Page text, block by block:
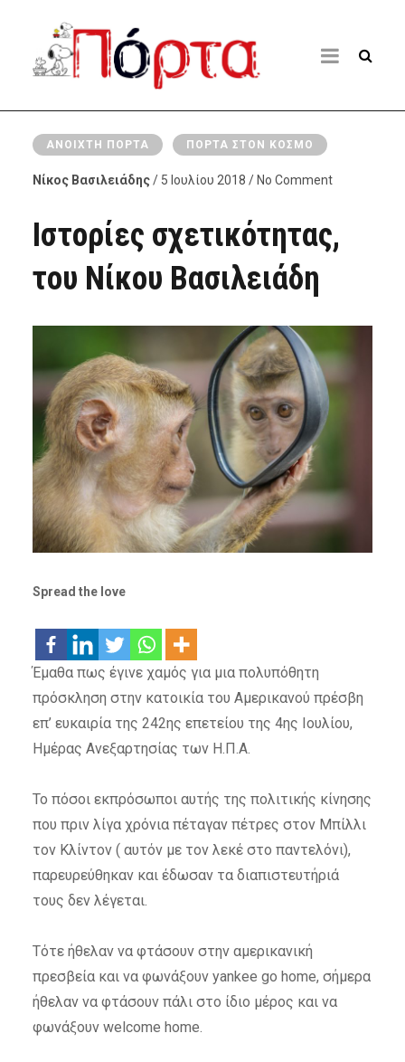
ΑΝΟΙΧΤΉ ΠΌΡΤΑ ΠΌΡΤΑ ΣΤΟΝ ΚΌΣΜΟ
Νίκος Βασιλειάδης/ 5 Ιουλίου 2018 / No Comment
Ιστορίες σχετικότητας,
του Νίκου Βασιλειάδη
Spread the love
Έμαθα πως έγινε χαμός για μια πολυπόθητη
πρόσκληση στην κατοικία του Αμερικανού πρέσβη
επ’ ευκαιρία της 242ης επετείου της 4ης Ιουλίου,
Ημέρας Ανεξαρτησίας των Η.Π.Α.
Το πόσοι εκπρόσωποι αυτής της πολιτικής κίνησης
που πριν λίγα χρόνια πέταγαν πέτρες στον Μπίλλι
τον Κλίντον ( αυτόν με τον λεκέ στο παντελόνι),
παρευρεύθηκαν και έδωσαν τα διαπιστευτήριά
τους δεν λέγεται.
Τότε ήθελαν να φτάσουν στην αμερικανική
πρεσβεία και να φωνάξουν yankee go home, σήμερα
ήθελαν να φτάσουν πάλι στο ίδιο μέρος και να
φωνάξουν welcome home.